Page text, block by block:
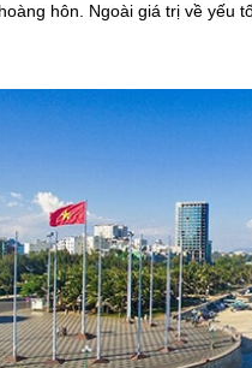
hôn. Ngoài giá trị về yếu